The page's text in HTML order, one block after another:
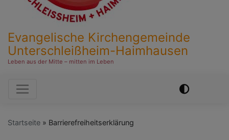
Evangelische Kirchengemeinde
Unterschleißheim-Haimhausen
Leben aus der Mitte – mitten im Leben
Hauptnavigation
Startseite Barrierefreiheitserklärung